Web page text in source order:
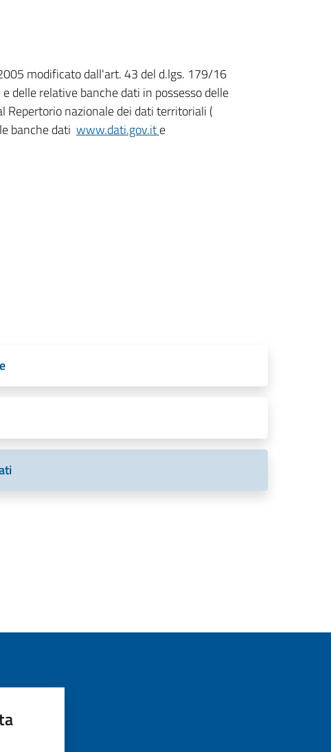
modificato dall'art. 43 del d.lgs. 179/16
delle relative banche dati in possesso delle
nazionale dei dati territoriali (
banche dati www.dati.gov.ite